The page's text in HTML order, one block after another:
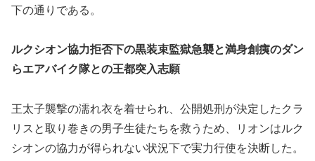
下の通りである。
ルクシオン協力拒否下の黒装束監獄急襲と満身創痍のダン
らエアバイク隊との王都突入志願
王太子襲撃の濡れ衣を着せられ、公開処刑が決定したクラ
リスと取り巻きの男子生徒たちを救うため、リオンはルク
シオンの協力が得られない状況下で実力行使を決断した。